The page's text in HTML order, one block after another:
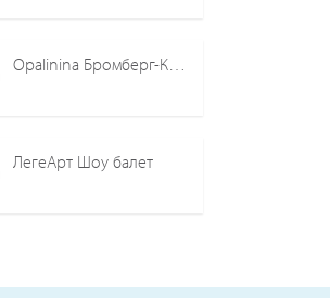
Opalinina Бромберг-Король
ЛегеАрт Шоу балет